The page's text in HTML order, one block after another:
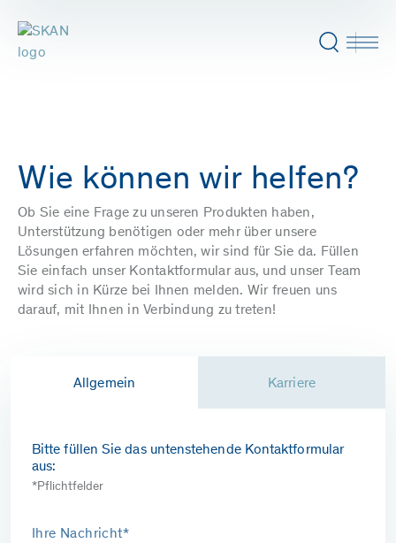
Wie können wir helfen?
Ob Sie eine Frage zu unseren Produkten haben,
Unterstützung benötigen oder mehr über unsere
Lösungen erfahren möchten, wir sind für Sie da. Füllen
Sie einfach unser Kontaktformular aus, und unser Team
wird sich in Kürze bei Ihnen melden. Wir freuen uns
darauf, mit Ihnen in Verbindung zu treten!
Allgemein Karriere
Bitte füllen Sie das untenstehende Kontaktformular
aus:
*Pflichtfelder
Ihre Nachricht*